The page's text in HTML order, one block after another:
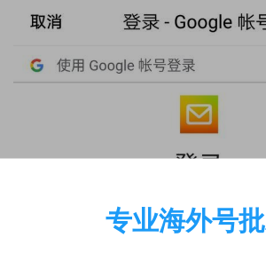
专业海外号